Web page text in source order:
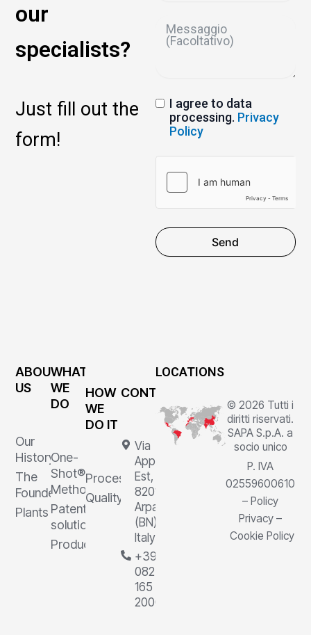
our
specialists?
Just fill out the
form!
I agree to data
processing. Privacy
Policy
Send
ABOUT
US
Our
History
The
Founder
Plants
WHAT
WE
DO
One-
Shot®
Method
Patented
solutions
Products
HOW
WE
DO IT
Processes
Quality
CONTACTS
Via
Appia
Est, 1,
82011
Arpaia
(BN),
Italy
+39
0823
165
2000
LOCATIONS
© 2026 Tutti i
diritti riservati.
SAPA S.p.A. a
socio unico
P. IVA
02559600610
–Policy
Privacy –
Cookie Policy